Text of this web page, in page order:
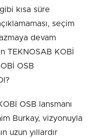
kısa süre
seçim
devam
TEKNOSAB KOBİ
OSB
OSB lansmanı
Burkay, vizyonuyla
uzun yıllardır